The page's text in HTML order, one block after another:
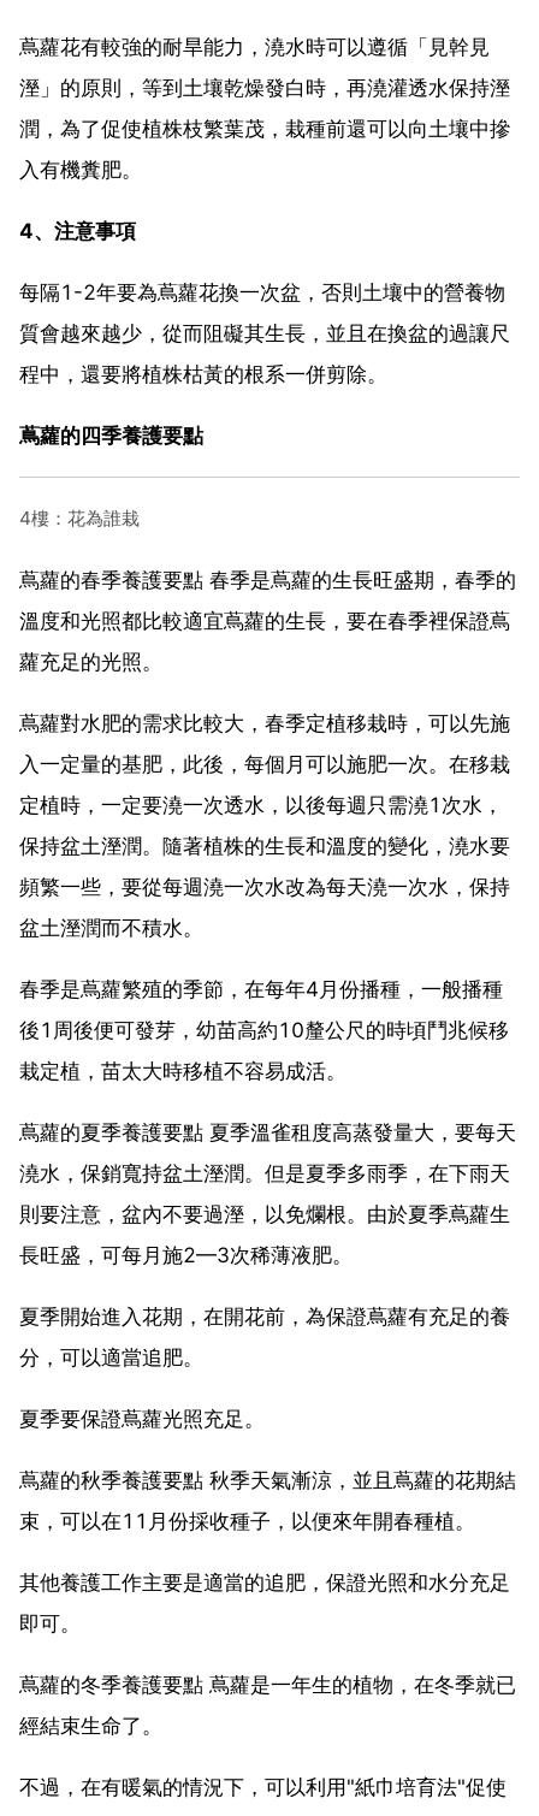
蔦蘿花有較強的耐旱能力，澆水時可以遵循「見幹見
溼」的原則，等到土壤乾燥發白時，再澆灌透水保持溼
潤，為了促使植株枝繁葉茂，栽種前還可以向土壤中摻
入有機糞肥。
4、注意事項
每隔1-2年要為蔦蘿花換一次盆，否則土壤中的營養物
質會越來越少，從而阻礙其生長，並且在換盆的過讓尺
程中，還要將植株枯黃的根系一併剪除。
蔦蘿的四季養護要點
4樓：花為誰栽
蔦蘿的春季養護要點 春季是蔦蘿的生長旺盛期，春季的
溫度和光照都比較適宜蔦蘿的生長，要在春季裡保證蔦
蘿充足的光照。
蔦蘿對水肥的需求比較大，春季定植移栽時，可以先施
入一定量的基肥，此後，每個月可以施肥一次。在移栽
定植時，一定要澆一次透水，以後每週只需澆1次水，
保持盆土溼潤。隨著植株的生長和溫度的變化，澆水要
頻繁一些，要從每週澆一次水改為每天澆一次水，保持
盆土溼潤而不積水。
春季是蔦蘿繁殖的季節，在每年4月份播種，一般播種
後1周後便可發芽，幼苗高約10釐公尺的時頃鬥兆候移
栽定植，苗太大時移植不容易成活。
蔦蘿的夏季養護要點 夏季溫雀租度高蒸發量大，要每天
澆水，保銷寬持盆土溼潤。但是夏季多雨季，在下雨天
則要注意，盆內不要過溼，以免爛根。由於夏季蔦蘿生
長旺盛，可每月施2—3次稀薄液肥。
夏季開始進入花期，在開花前，為保證蔦蘿有充足的養
分，可以適當追肥。
夏季要保證蔦蘿光照充足。
蔦蘿的秋季養護要點 秋季天氣漸涼，並且蔦蘿的花期結
束，可以在11月份採收種子，以便來年開春種植。
其他養護工作主要是適當的追肥，保證光照和水分充足
即可。
蔦蘿的冬季養護要點 蔦蘿是一年生的植物，在冬季就已
經結束生命了。
不過，在有暖氣的情況下，可以利用"紙巾培育法"促使